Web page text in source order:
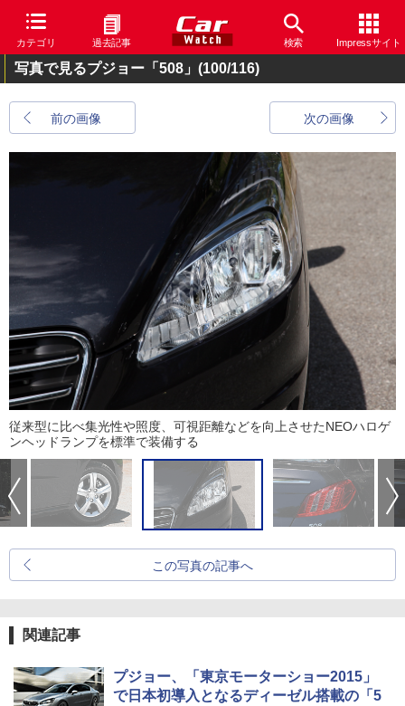
カテゴリ 過去記事 検索 Impressサイト
写真で見るプジョー「508」 (100/116)
前の画像 次の画像
従来型に比べ集光性や照度、可視距離などを向上させたNEOハロゲ
ンヘッドランプを標準で装備する
この写真の記事へ
関連記事
プジョー、「東京モーターショー2015」
で日本初導入となるディーゼル搭載の「5